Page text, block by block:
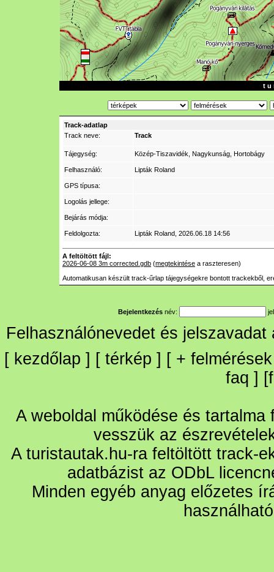
t u
Track-adatlap
Track neve:
Track
Tájegység: Közép-Tiszavidék, Nagykunság, Hortobágy
Felhasználó: Lipták Roland
GPS típusa:
Logolás jellege:
Bejárás módja:
Feldolgozta: Lipták Roland , 2026.06.18 14:56
A feltöltött fájl:
2026-06-08 3m corrected.gdb (megtekintése a raszteresen)
Automatikusan készült track-űrlap tájegységekre bontott trackekből,
Bejelentkezés név:
Felhasználónevedet és
[ kezdőlap ] [ térkép ] [ + felmérések
faq ] [
A weboldal működése és
vesszük az
A turistautak.hu-ra feltöltött track-
adatbázist az ODbL
Minden egyéb anyag előzetes